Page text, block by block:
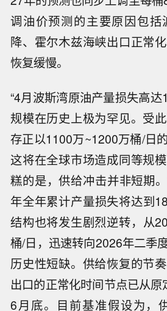
调油价预测的主要原因包
降、霍尔木兹海峡出口正常
恢复缓慢。
“4月波斯湾原油产量损失高
规模在历史上极为罕见。受
存正以1100万~1200万桶/日
这将在全球市场造成同等规
糕的是，供给冲击并非短期
年全年累计产量损失将达到
结构也将发生剧烈逆转，从
桶/日，迅速转向2026年二季
历史性短缺。供给恢复的节
出口的正常化时间节点已从
6月底。目前基准假设为，